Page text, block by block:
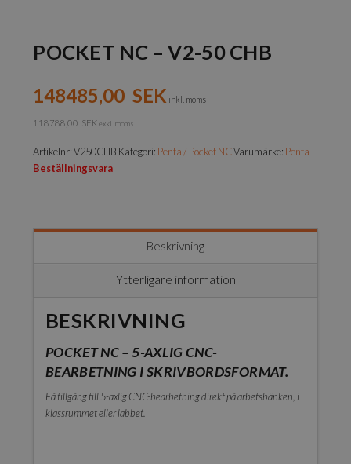
POCKET NC – V2-50 CHB
148485,00 SEK inkl. moms
118788,00 SEK exkl. moms
Artikelnr:V250CHB Kategori: Penta / Pocket NCVarumärke: Penta
Beställningsvara
Beskrivning
Ytterligare information
BESKRIVNING
POCKET NC – 5-AXLIG CNC-
BEARBETNING I SKRIVBORDSFORMAT.
Få tillgång till 5-axlig CNC-bearbetning direkt på arbetsbänken, i
klassrummet eller labbet.